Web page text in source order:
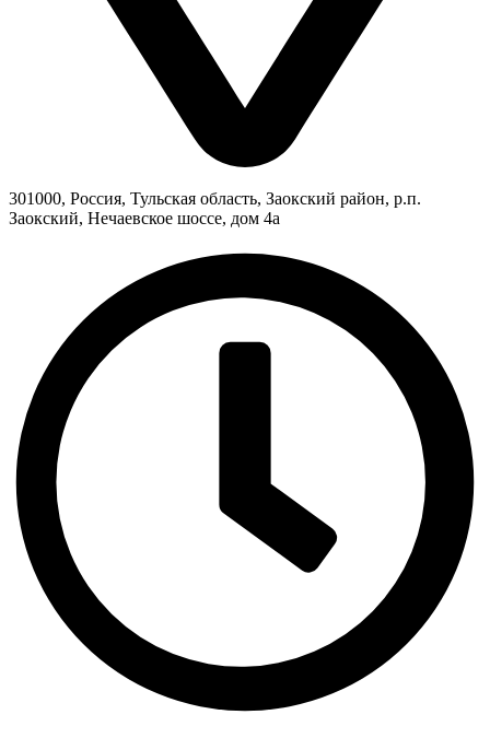
301000, Россия, Тульская область, Заокский район, р.п.
Заокский, Нечаевское шоссе, дом 4а